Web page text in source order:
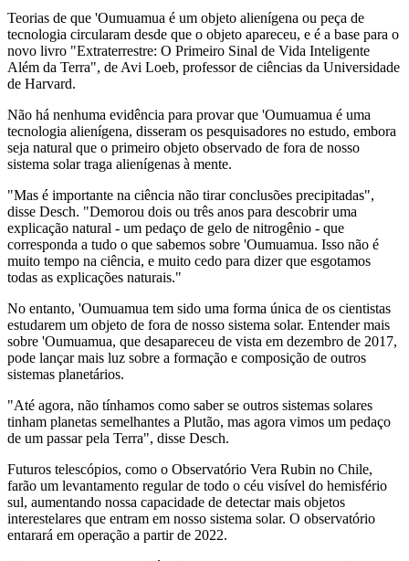
Teorias de que 'Oumuamua é um objeto alienígena ou peça de
tecnologia circularam desde que o objeto apareceu, e é a base para o
novo livro "Extraterrestre: O Primeiro Sinal de Vida Inteligente
Além da Terra", de Avi Loeb, professor de ciências da Universidade
de Harvard.
Não há nenhuma evidência para provar que 'Oumuamua é uma
tecnologia alienígena, disseram os pesquisadores no estudo, embora
seja natural que o primeiro objeto observado de fora de nosso
sistema solar traga alienígenas à mente.
"Mas é importante na ciência não tirar conclusões precipitadas",
disse Desch. "Demorou dois ou três anos para descobrir uma
explicação natural - um pedaço de gelo de nitrogênio - que
corresponda a tudo o que sabemos sobre 'Oumuamua. Isso não é
muito tempo na ciência, e muito cedo para dizer que esgotamos
todas as explicações naturais."
No entanto, 'Oumuamua tem sido uma forma única de os cientistas
estudarem um objeto de fora de nosso sistema solar. Entender mais
sobre 'Oumuamua, que desapareceu de vista em dezembro de 2017,
pode lançar mais luz sobre a formação e composição de outros
sistemas planetários.
"Até agora, não tínhamos como saber se outros sistemas solares
tinham planetas semelhantes a Plutão, mas agora vimos um pedaço
de um passar pela Terra", disse Desch.
Futuros telescópios, como o Observatório Vera Rubin no Chile,
farão um levantamento regular de todo o céu visível do hemisfério
sul, aumentando nossa capacidade de detectar mais objetos
interestelares que entram em nosso sistema solar. O observatório
entarará em operação a partir de 2022.